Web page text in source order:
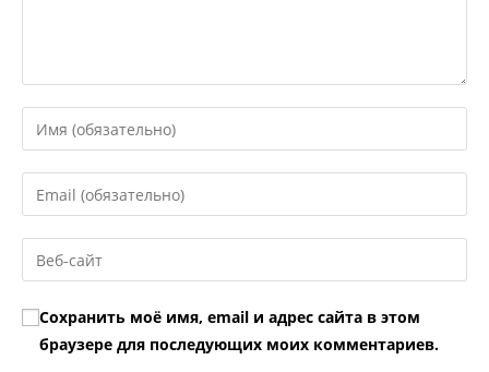
Введите
свое
имя
или
пользователя,
чтобы
прокомментировать
Введите
свой
email-
адрес,
прокомментировать
Введите
URL
вашего
веб-
сайта
Сохранить моё имя, email и адрес сайта в этом
браузере для последующих моих комментариев.